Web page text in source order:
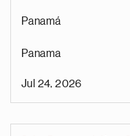
Panamá
Panama
Jul 24, 2026